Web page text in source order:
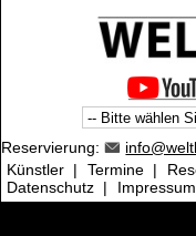
Reservierung:
Künstler | Termine |
Datenschutz | Impressum